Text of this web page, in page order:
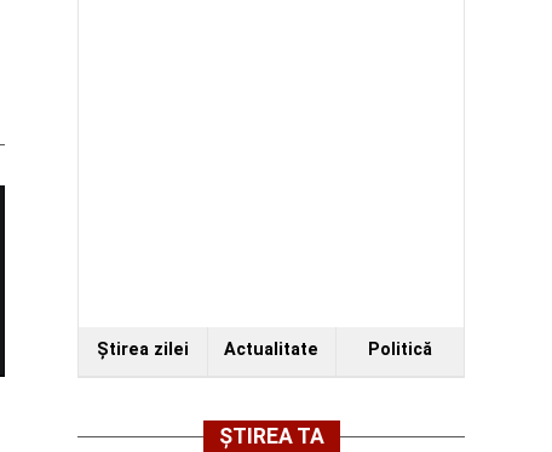
Ştirea zilei Actualitate Politică
ȘTIREA TA